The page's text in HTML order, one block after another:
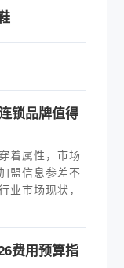
锁品牌值得
着属性，市场
盟信息参差不
业市场现状，
费用预算指